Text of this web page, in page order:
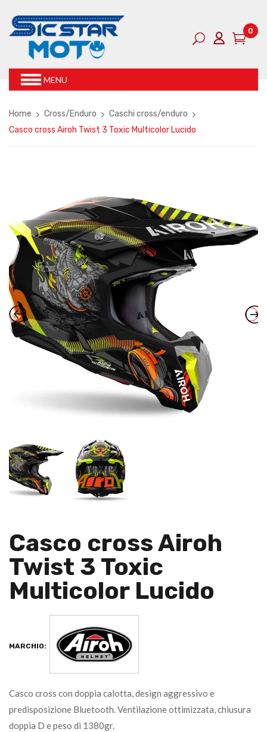
0
MENU
Home Cross/Enduro
Caschi cross/enduro
Casco cross Airoh Twist 3 Toxic Multicolor Lucido
Casco cross Airoh
Twist 3 Toxic
Multicolor Lucido
MARCHIO:
Casco cross con doppia calotta, design aggressivo e
predisposizione Bluetooth. Ventilazione ottimizzata, chiusura
doppia D e peso di 1380gr.